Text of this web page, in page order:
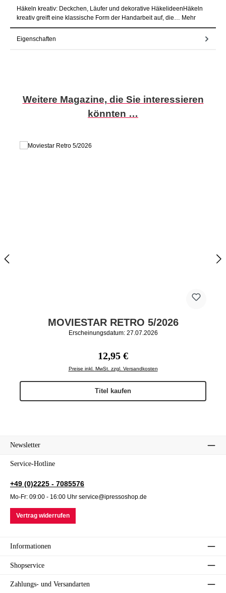
Häkeln kreativ: Deckchen, Läufer und dekorative HäkelideenHäkeln
kreativ greift eine klassische Form der Handarbeit auf, die… Mehr
Eigenschaften
Produktgalerie überspringen
Weitere Magazine, die Sie interessieren
könnten …
MOVIESTAR RETRO 5/2026
Erscheinungsdatum: 27.07.2026
Regulärer Preis:
12,95 €
Preise inkl. MwSt. zzgl. Versandkosten
Titel kaufen
Newsletter
Service-Hotline
+49 (0)2225 - 7085576
Mo-Fr: 09:00 - 16:00 Uhr service@ipressoshop.de
Vertrag widerrufen
Informationen
Shopservice
Zahlungs- und Versandarten